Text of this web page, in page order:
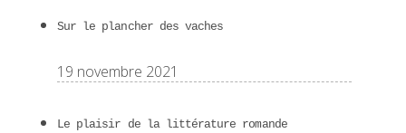
Sur le plancher des vaches
19 novembre 2021
Le plaisir de la littérature romande